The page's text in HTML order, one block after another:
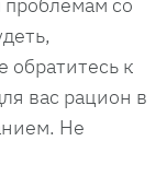
обратитесь к
вас рацион в
Не